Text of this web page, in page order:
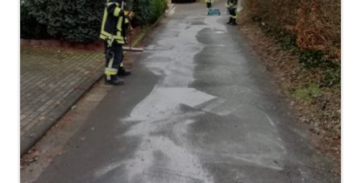
Kinderfeuerwehr
Infos
Dienstplan
Katastrophenschutz
GDekonP-Zug
Dienstplan Dekon-Zug